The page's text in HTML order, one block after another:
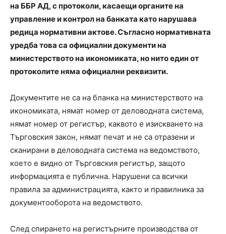
на ББР АД, с протоколи, касаещи органите на
управление и контрол на банката като нарушава
редица нормативни актове. Съгласно нормативната
уредба това са официални документи на
министерството на икономиката, но нито един от
протоколите няма официални реквизити.
Документите не са на бланка на министерството на
икономиката, нямат номер от деловодната система,
нямат номер от регистър, каквото е изискването на
Търговския закон, нямат печат и не са отразени и
сканирани в деловодната система на ведомството,
което е видно от Търговския регистър, защото
информацията е публична. Нарушени са всички
правила за администрацията, както и правилника за
документооборота на ведомството.
След спирането на регистърните производства от